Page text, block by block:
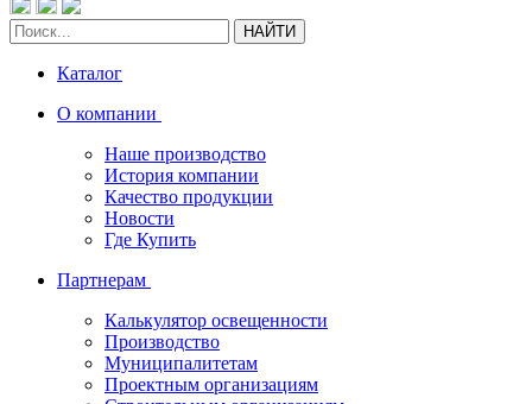
НАЙТИ
Каталог
О компании
Наше производство
История компании
Качество продукции
Новости
Где Купить
Партнерам
Калькулятор освещенности
Производство
Муниципалитетам
Проектным организациям